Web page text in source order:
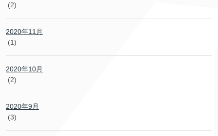
(2)
2020年11月
(1)
2020年10月
(2)
2020年9月
(3)